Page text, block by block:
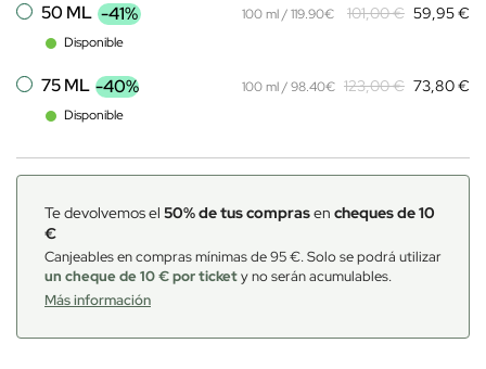
50 ML -41%
Disponible
100 ml / 119.90€ 101,00 € 59,95 €
75 ML -40%
Disponible
100 ml / 98.40€ 123,00 € 73,80 €
Te devolvemos el 50% de tus comprasen cheques de 10
€
Canjeables en compras mínimas de 95 €. Solo se podrá utilizar
un cheque de 10 € por tickety no serán acumulables.
Más información